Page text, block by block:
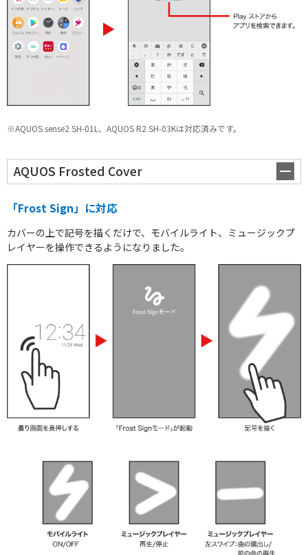
AQUOS | Photography
スマートフォンアクセサリー
※AQUOS sense2 SH-01L、AQUOS R2 SH-03Kは対応済みです。
AQUOS Frosted Cover
「Frost Sign」に対応
カバーの上で記号を描くだけで、モバイルライト、ミュージックプ
レイヤーを操作できるようになりました。